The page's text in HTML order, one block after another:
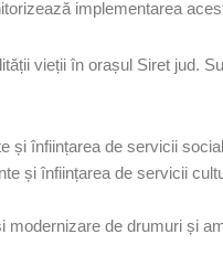
implementarea
vieții în orașul Siret jud.
și înființarea de servicii
și înființarea de servicii
modernizare de drumuri și